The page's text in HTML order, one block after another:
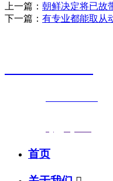
上一篇： 朝鲜决定将已故
下一篇： 有专业都能取从
首页